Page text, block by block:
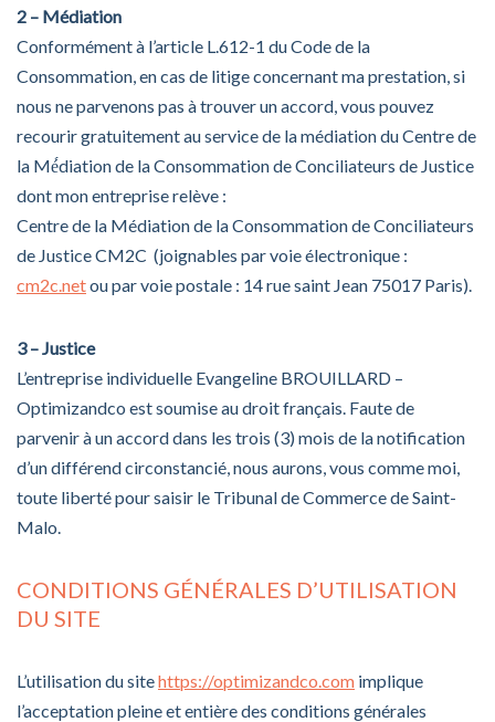
2 – Médiation
Conformément à l’article L.612-1 du Code de la
Consommation, en cas de litige concernant ma prestation, si
nous ne parvenons pas à trouver un accord, vous pouvez
recourir gratuitement au service de la médiation du Centre de
la Mé́diation de la Consommation de Conciliateurs de Justice
dont mon entreprise relève :
Centre de la Médiation de la Consommation de Conciliateurs
de Justice CM2C (joignables par voie électronique :
cm2c.netou par voie postale : 14 rue saint Jean 75017 Paris).
3 – Justice
L’entreprise individuelle Evangeline BROUILLARD –
Optimizandco est soumise au droit français. Faute de
parvenir à un accord dans les trois (3) mois de la notification
d’un différend circonstancié, nous aurons, vous comme moi,
toute liberté pour saisir le Tribunal de Commerce de Saint-
Malo.
CONDITIONS GÉNÉRALES D’UTILISATION
DU SITE
L’utilisation du sitehttps://optimizandco.com implique
l’acceptation pleine et entière des conditions générales